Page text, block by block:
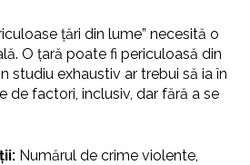
țări din lume” necesită o
O țară poate fi periculoasă din
studiu exhaustiv ar trebui să ia în
de factori, inclusiv, dar fără a se
Numărul de crime violente,